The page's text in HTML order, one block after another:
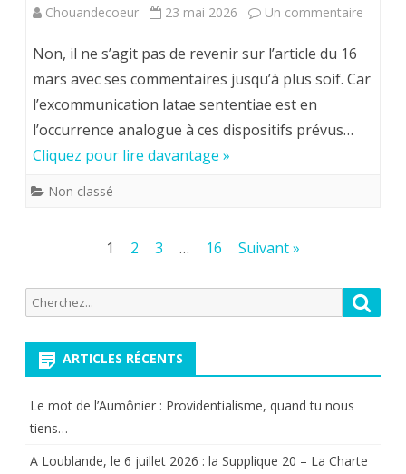
Chouandecoeur 23 mai 2026 Un commentaire
mot
2026
frères,
Non, il ne s’agit pas de revenir sur l’article du 16
mars avec ses commentaires jusqu’à plus soif. Car
l’excommunication latae sententiae est en
l’occurrence analogue à ces dispositifs prévus…
Cliquez pour lire davantage »
Non classé
publications
1 2 3 … 16 Suivant »
Recherche
pour:
ARTICLES RÉCENTS
Le mot de l’Aumônier : Providentialisme, quand tu nous
tiens…
A Loublande, le 6 juillet 2026 : la Supplique 20 – La Charte